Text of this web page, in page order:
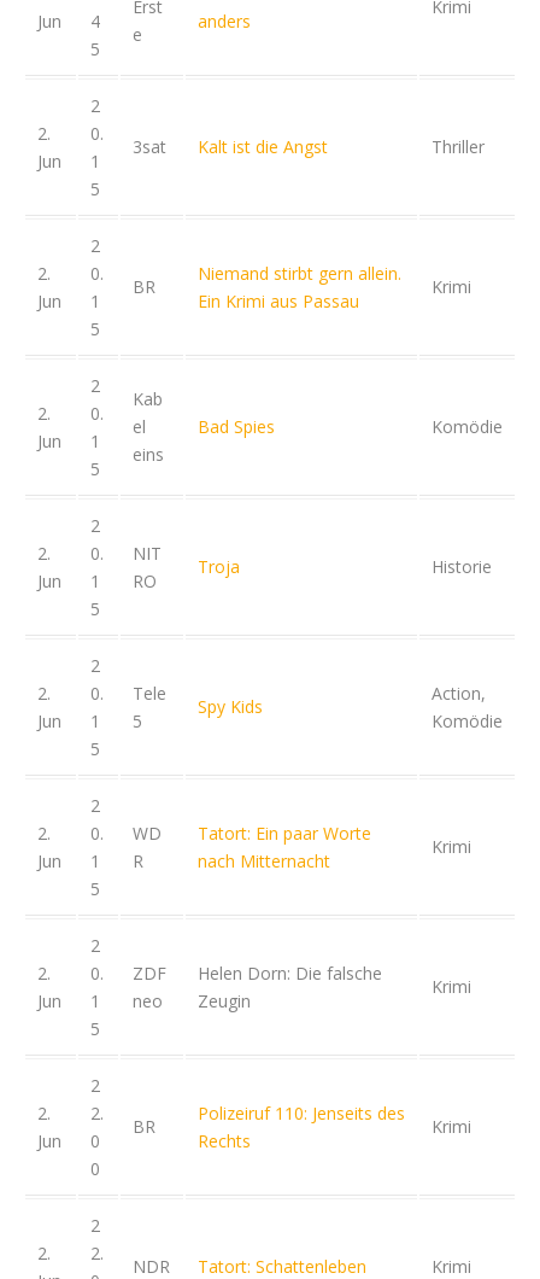
Jun
4
5
Erst
e
anders
Krimi
2.
Jun
2
0.
1
5
3sat Kalt ist die Angst Thriller
2.
Jun
2
0.
1
5
BR
Niemand stirbt gern allein.
Ein Krimi aus Passau
Krimi
2.
Jun
2
0.
1
5
Kab
el
eins
Bad Spies Komödie
2.
Jun
2
0.
1
5
NIT
RO
Troja Historie
2.
Jun
2
0.
1
5
Tele
5
Spy Kids
Action,
Komödie
2.
Jun
2
0.
1
5
WD
R
Tatort: Ein paar Worte
nach Mitternacht
Krimi
2.
Jun
2
0.
1
5
ZDF
neo
Helen Dorn: Die falsche
Zeugin
Krimi
2.
Jun
2
2.
0
0
BR
Polizeiruf 110: Jenseits des
Rechts
Krimi
2.
2
2.
NDR Tatort: Schattenleben Krimi